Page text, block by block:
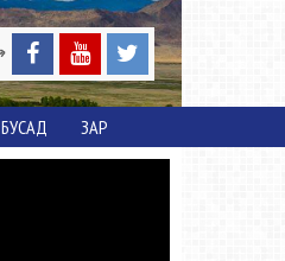
БУСАД ЗАР